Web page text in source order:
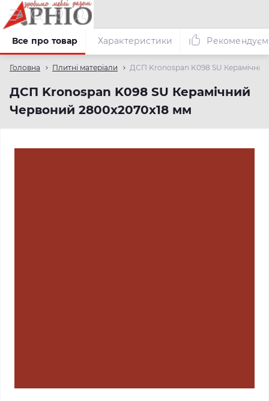
Головна Плитні матеріали ДСП Kronospan K098 SU
ДСП Kronospan K098 SU Керамічний
Червоний 2800x2070x18 мм
Все про товар Характеристики